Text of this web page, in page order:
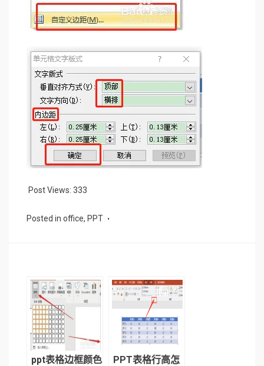
Post Views: 333
Posted in office, PPT
ppt表格边框颜色
PPT表格行高怎